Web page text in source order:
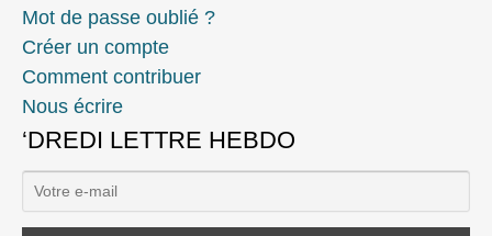
Mot de passe oublié ?
Créer un compte
Comment contribuer
Nous écrire
‘DREDI LETTRE HEBDO